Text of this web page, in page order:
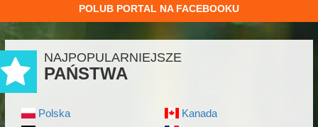
POLUB PORTAL NA FACEBOOKU
NAJPOPULARNIEJSZE
PAŃSTWA
Polska
Kanada